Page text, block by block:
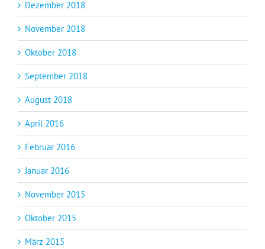
Dezember 2018
November 2018
Oktober 2018
September 2018
August 2018
April 2016
Februar 2016
Januar 2016
November 2015
Oktober 2015
März 2015